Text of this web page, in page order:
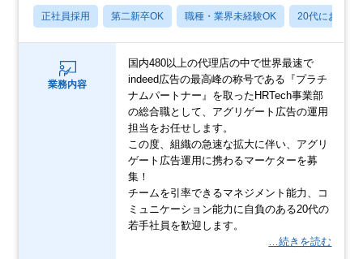
正社員採用 第二新卒OK 職種・業界未経験OK 20代におすす
業務内容
国内480以上の代理店の中で世界最速で
indeed広告の最高峰の称号である『プラチ
ナムパートナー』を取ったHRTech事業部
の総合職として、アグリゲート広告の運用
担当をお任せします。
この度、組織の急速な拡大に伴い、アグリ
ゲート広告運用に携わるマーケターを募
集！
チームを引率できるマネジメント能力、コ
ミュニケーション能力に自負のある20代の
若手社員を歓迎します。
…続きを読む